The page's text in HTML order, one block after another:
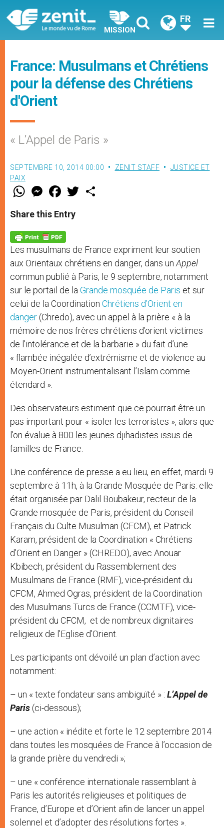
MISSION
FR
France: Musulmans et Chrétiens
pour la défense des Chrétiens
d'Orient
« L’Appel de Paris »
SEPTEMBRE 10, 2014 00:00 ZENIT STAFF
JUSTICE ET
PAIX
W
t
s
p
p
M
e
s
e
g
e
r
F
a
e
b
o
k
w
Share this Entry
Les musulmans de France expriment leur soutien
aux Orientaux chrétiens en danger, dans un Appel
commun publié à Paris, le 9 septembre, notamment
sur le portail de la Grande mosquée de Paris et sur
celui de la Coordination Chrétiens d’Orient en
danger (Chredo), avec un appel à la prière « à la
mémoire de nos frères chrétiens d’orient victimes
de l’intolérance et de la barbarie » du fait d’une
« flambée inégalée d’extrémisme et de violence au
Moyen-Orient instrumentalisant l’Islam comme
étendard ».
Des observateurs estiment que ce pourrait être un
pas important pour « isoler les terroristes », alors que
l’on évalue à 800 les jeunes djihadistes issus de
familles de France.
Une conférence de presse a eu lieu, en effet, mardi 9
septembre à 11h, à la Grande Mosquée de Paris: elle
était organisée par Dalil Boubakeur, recteur de la
Grande mosquée de Paris, président du Conseil
Français du Culte Musulman (CFCM), et Patrick
Karam, président de la Coordination « Chrétiens
d’Orient en Danger » (CHREDO), avec Anouar
Kbibech, président du Rassemblement des
Musulmans de France (RMF), vice-président du
CFCM, Ahmed Ogras, président de la Coordination
des Musulmans Turcs de France (CCMTF), vice-
président du CFCM, et de nombreux dignitaires
religieux de l’Eglise d’Orient.
Les participants ont dévoilé un plan d’action avec
notamment:
– un « texte fondateur sans ambiguïté » : L’Appel de
Paris (ci-dessous);
– une action « inédite et forte le 12 septembre 2014
dans toutes les mosquées de France à l’occasion de
la grande prière du vendredi »;
– une « conférence internationale rassemblant à
Paris les autorités religieuses et politiques de
France, d’Europe et d’Orient afin de lancer un appel
solennel et d’adopter des résolutions fortes ».